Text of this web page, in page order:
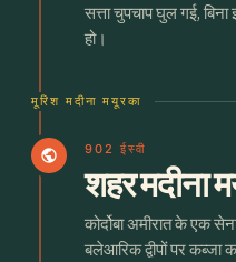
सत्ता चुपचाप घुल गई,
हो।
मूरिश मदीना मयूरका
public 902 ईस्वी
शहर मदीना
कोर्दोबा अमीरात के एक
बलेआरिक द्वीपों पर कब्जा